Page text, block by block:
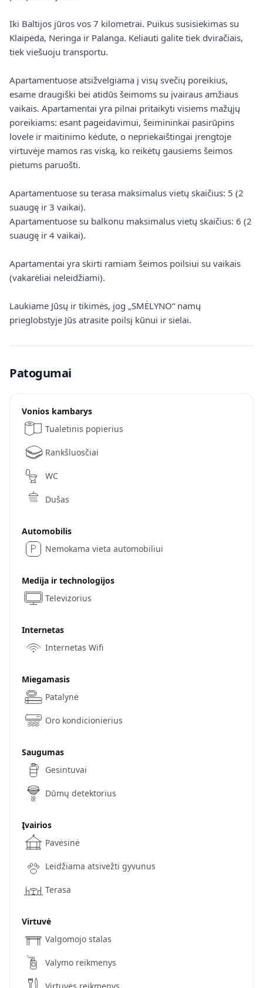
Iki Baltijos jūros vos 7 kilometrai. Puikus susisiekimas su
Klaipėda, Neringa ir Palanga. Keliauti galite tiek dviračiais,
tiek viešuoju transportu.
Apartamentuose atsižvelgiama į visų svečių poreikius,
esame draugiški bei atidūs šeimoms su įvairaus amžiaus
vaikais. Apartamentai yra pilnai pritaikyti visiems mažųjų
poreikiams: esant pageidavimui, šeimininkai pasirūpins
lovele ir maitinimo kėdute, o nepriekaištingai įrengtoje
virtuvėje mamos ras viską, ko reikėtų gausiems šeimos
pietums paruošti.
Apartamentuose su terasa maksimalus vietų skaičius: 5 (2
suaugę ir 3 vaikai).
Apartamentuose su balkonu maksimalus vietų skaičius: 6 (2
suaugę ir 4 vaikai).
Apartamentai yra skirti ramiam šeimos poilsiui su vaikais
(vakarėliai neleidžiami).
Laukiame Jūsų ir tikimės, jog „SMĖLYNO“ namų
prieglobstyje Jūs atrasite poilsį kūnui ir sielai.
Patogumai
Vonios kambarys
Tualetinis popierius
Rankšluosčiai
WC
Dušas
Automobilis
Nemokama vieta automobiliui
Medija ir technologijos
Televizorius
Internetas
Internetas Wifi
Miegamasis
Patalynė
Oro kondicionierius
Saugumas
Gesintuvai
Dūmų detektorius
Įvairios
Pavėsinė
Leidžiama atsivežti gyvunus
Terasa
Virtuvė
Valgomojo stalas
Valymo reikmenys